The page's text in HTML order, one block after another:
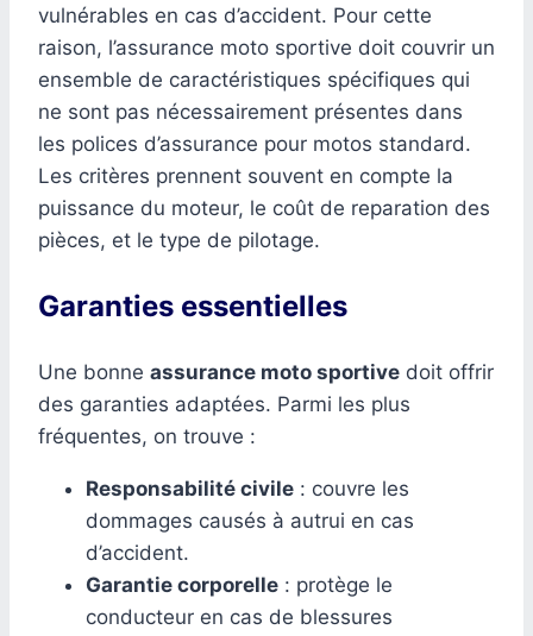
vulnérables en cas d’accident. Pour cette
raison, l’assurance moto sportive doit couvrir un
ensemble de caractéristiques spécifiques qui
ne sont pas nécessairement présentes dans
les polices d’assurance pour motos standard.
Les critères prennent souvent en compte la
puissance du moteur, le coût de reparation des
pièces, et le type de pilotage.
Garanties essentielles
Une bonne assurance moto sportive doit offrir
des garanties adaptées. Parmi les plus
fréquentes, on trouve :
Responsabilité civile : couvre les
dommages causés à autrui en cas
d’accident.
Garantie corporelle : protège le
conducteur en cas de blessures